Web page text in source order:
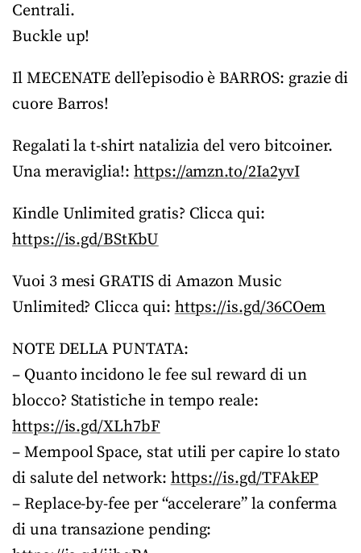
Centrali.
Buckle up!
Il MECENATE dell’episodio è BARROS: grazie di
cuore Barros!
Regalati la t-shirt natalizia del vero bitcoiner.
Una meraviglia!: https://amzn.to/2Ia2yvI
Kindle Unlimited gratis? Clicca qui:
https://is.gd/BStKbU
Vuoi 3 mesi GRATIS di Amazon Music
Unlimited? Clicca qui:https://is.gd/36COem
NOTE DELLA PUNTATA:
– Quanto incidono le fee sul reward di un
blocco? Statistiche in tempo reale:
https://is.gd/XLh7bF
– Mempool Space, stat utili per capire lo stato
di salute del network:https://is.gd/TFAkEP
– Replace-by-fee per “accelerare” la conferma
di una transazione pending: